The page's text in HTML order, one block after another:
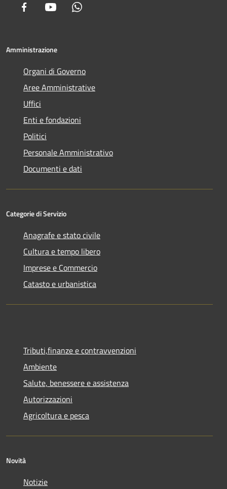
Facebook Youtube
Amministrazione
Organi di Governo
Aree Amministrative
Uffici
Enti e fondazioni
Politici
Personale Amministrativo
Documenti e dati
Categorie di Servizio
Anagrafe e stato civile
Cultura e tempo libero
Imprese e Commercio
Catasto e urbanistica
Tributi,finanze e contravvenzioni
Ambiente
Salute, benessere e assistenza
Autorizzazioni
Agricoltura e pesca
Novità
Notizie